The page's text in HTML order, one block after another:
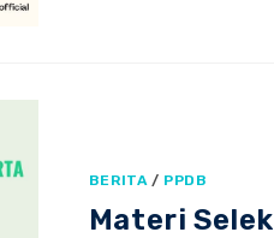
BERITA/ PPDB
Materi